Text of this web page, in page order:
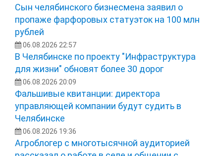
Сын челябинского бизнесмена заявил о
пропаже фарфоровых статуэток на 100 млн
рублей
06.08.2026 22:57
В Челябинске по проекту "Инфраструктура
для жизни" обновят более 30 дорог
06.08.2026 20:09
Фальшивые квитанции: директора
управляющей компании будут судить в
Челябинске
06.08.2026 19:36
Агроблогер с многотысячной аудиторией